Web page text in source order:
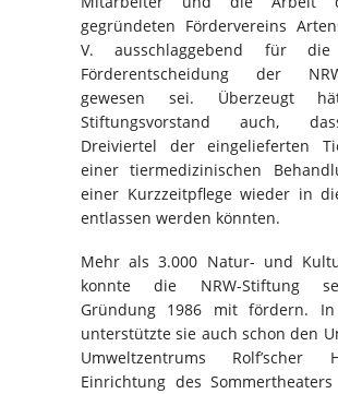
gegründeten Fördervereins
V. ausschlaggebend für die
Förderentscheidung der
gewesen sei. Überzeugt
Stiftungsvorstand auch,
Dreiviertel der eingelieferten
einer tiermedizinischen
einer Kurzzeitpflege wieder in
entlassen werden könnten.
Mehr als 3.000 Natur- und
konnte die NRW-Stiftung
Gründung 1986 mit fördern. In
unterstützte sie auch schon den
Umweltzentrums Rolf’scher
Einrichtung des